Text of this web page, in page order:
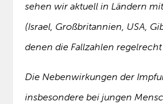
sehen wir aktuell in Ländern
(Israel, Großbritannien, USA,
denen die Fallzahlen
Die Nebenwirkungen der
insbesondere bei jungen